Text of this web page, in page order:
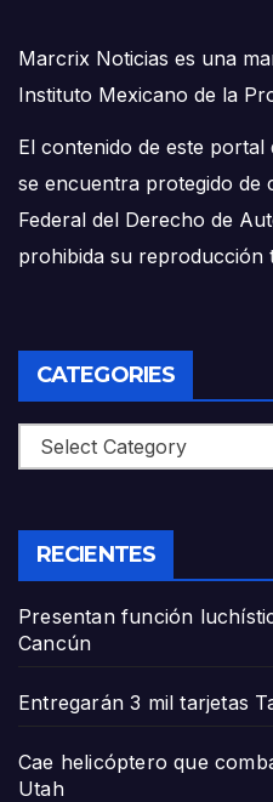
Marcrix Noticias es una
Instituto Mexicano de la
El contenido de este
se encuentra protegido de
Federal del Derecho de
prohibida su reproducción
CATEGORIES
Categories
RECIENTES
Presentan función
Cancún
Entregarán 3 mil tarjetas
Cae helicóptero que
Utah